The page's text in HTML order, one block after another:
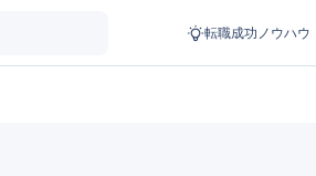
転職成功ノウハウ